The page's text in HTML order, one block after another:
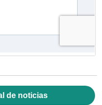
de noticias